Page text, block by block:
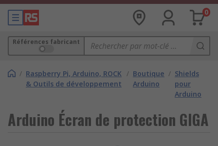
0
Références fabricant
/ Raspberry Pi, Arduino, ROCK
& Outils de développement
/ Boutique
Arduino
/ Shields
pour
Arduino
Arduino Écran de protection GIGA